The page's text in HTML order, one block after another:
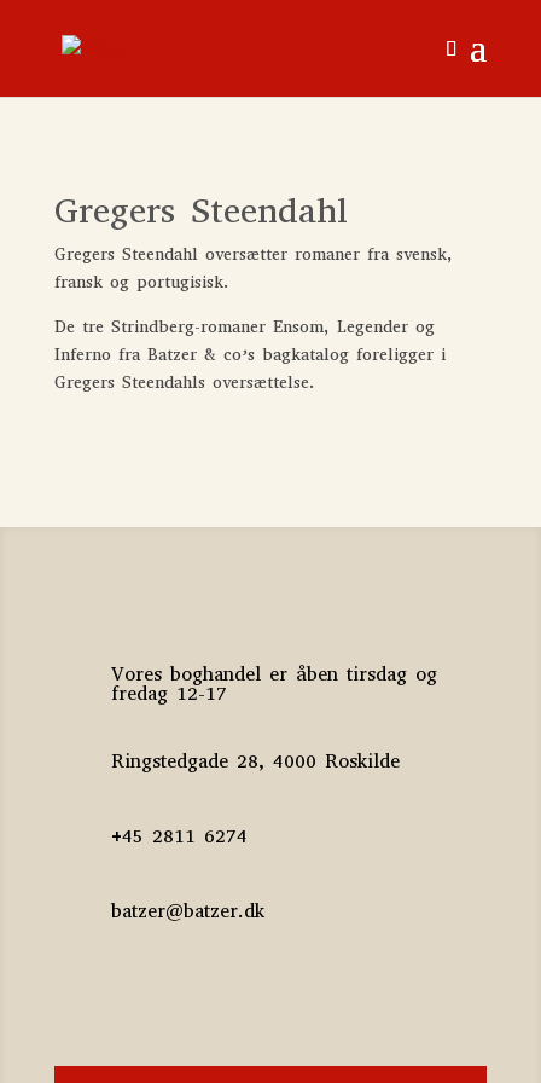
Gregers Steendahl
Gregers Steendahl oversætter romaner fra svensk,
fransk og portugisisk.
De tre Strindberg-romaner Ensom, Legender og
Inferno fra Batzer & co’s bagkatalog foreligger i
Gregers Steendahls oversættelse.
Vores boghandel er åben tirsdag og
fredag 12-17
Ringstedgade 28, 4000 Roskilde
+45 2811 6274
batzer@batzer.dk